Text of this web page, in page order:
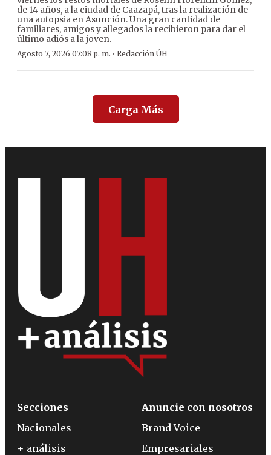
de 14 años, a la ciudad de Caazapá, tras la realización de
una autopsia en Asunción. Una gran cantidad de
familiares, amigos y allegados la recibieron para dar el
último adiós a la joven.
Agosto 7, 2026 07:08 p. m. · Redacción ÚH
Carga Más
Secciones
Nacionales
+ análisis
Anuncie con nosotros
Brand Voice
Empresariales